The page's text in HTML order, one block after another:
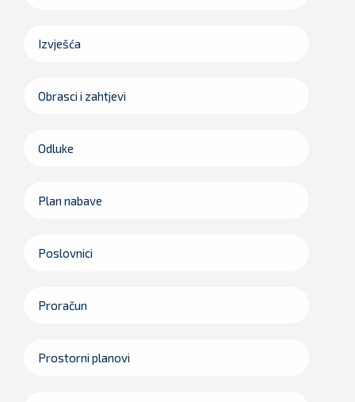
Izvješća
Obrasci i zahtjevi
Odluke
Plan nabave
Poslovnici
Proračun
Prostorni planovi